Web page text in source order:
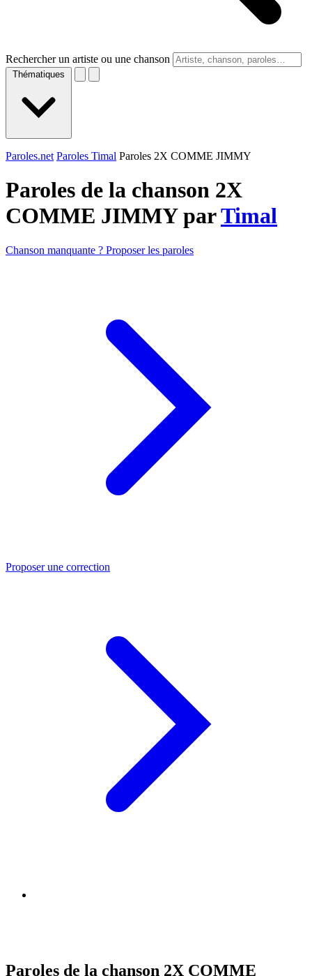
Rechercher un artiste ou une chanson
Thématiques
Paroles.net Paroles Timal Paroles 2X COMME JIMMY
Paroles de la chanson 2X
COMME JIMMY parTimal
Chanson manquante ? Proposer les paroles
Proposer une correction
Paroles de la chanson 2X COMME